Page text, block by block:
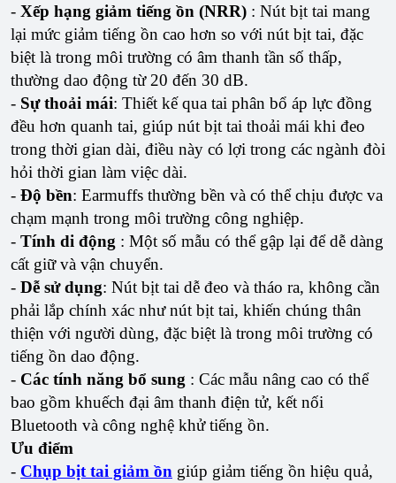
- Xếp hạng giảm tiếng ồn (NRR) : Nút bịt tai mang
lại mức giảm tiếng ồn cao hơn so với nút bịt tai, đặc
biệt là trong môi trường có âm thanh tần số thấp,
thường dao động từ 20 đến 30 dB.
- Sự thoải mái: Thiết kế qua tai phân bổ áp lực đồng
đều hơn quanh tai, giúp nút bịt tai thoải mái khi đeo
trong thời gian dài, điều này có lợi trong các ngành đòi
hỏi thời gian làm việc dài.
- Độ bền: Earmuffs thường bền và có thể chịu được va
chạm mạnh trong môi trường công nghiệp.
- Tính di động : Một số mẫu có thể gập lại để dễ dàng
cất giữ và vận chuyển.
- Dễ sử dụng: Nút bịt tai dễ đeo và tháo ra, không cần
phải lắp chính xác như nút bịt tai, khiến chúng thân
thiện với người dùng, đặc biệt là trong môi trường có
tiếng ồn dao động.
- Các tính năng bổ sung : Các mẫu nâng cao có thể
bao gồm khuếch đại âm thanh điện tử, kết nối
Bluetooth và công nghệ khử tiếng ồn.
Ưu điểm
- Chụp bịt tai giảm ồn giúp giảm tiếng ồn hiệu quả,